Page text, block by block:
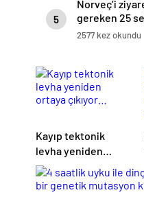
5
Norveç’i
gereken 25
2577 kez okundu
Kayıp tektonik
levha yeniden
ortaya çıkıyor…